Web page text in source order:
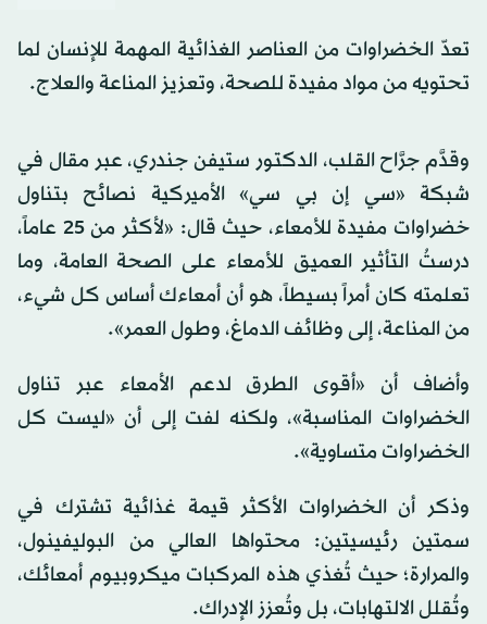
تعدّ الخضراوات من العناصر الغذائية المهمة للإنسان لما
تحتويه من مواد مفيدة للصحة، وتعزيز المناعة والعلاج.
وقدَّم جرَّاح القلب، الدكتور ستيفن جندري، عبر مقال في
شبكة «سي إن بي سي» الأميركية نصائح بتناول
خضراوات مفيدة للأمعاء، حيث قال: «لأكثر من 25 عاماً،
درستُ التأثير العميق للأمعاء على الصحة العامة، وما
تعلمته كان أمراً بسيطاً، هو أن أمعاءك أساس كل شيء،
من المناعة، إلى وظائف الدماغ، وطول العمر».
وأضاف أن «أقوى الطرق لدعم الأمعاء عبر تناول
الخضراوات المناسبة»، ولكنه لفت إلى أن «ليست كل
الخضراوات متساوية».
وذكر أن الخضراوات الأكثر قيمة غذائية تشترك في
سمتين رئيسيتين: محتواها العالي من البوليفينول،
والمرارة؛ حيث تُغذي هذه المركبات ميكروبيوم أمعائك،
وتُقلل الالتهابات، بل وتُعزز الإدراك.